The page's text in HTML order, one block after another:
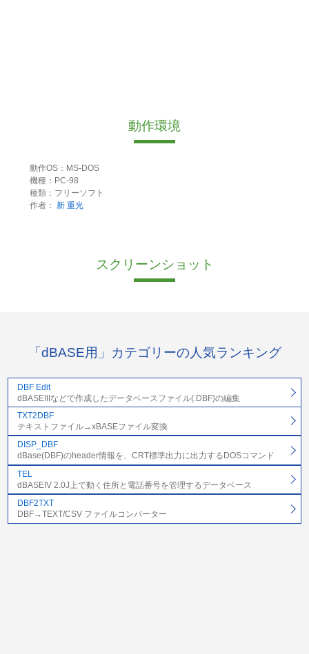
動作環境
動作OS：MS-DOS
機種：PC-98
種類：フリーソフト
作者： 新 重光
スクリーンショット
「dBASE用」カテゴリーの人気ランキング
DBF Edit
dBASEIIIなどで作成したデータベースファイル(.DBF)の編集
TXT2DBF
テキストファイル→xBASEファイル変換
DISP_DBF
dBase(DBF)のheader情報を、CRT標準出力に出力するDOSコマンド
TEL
dBASEIV 2.0J上で動く住所と電話番号を管理するデータベース
DBF2TXT
DBF→TEXT/CSV ファイルコンバーター